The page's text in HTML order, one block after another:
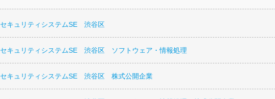
セキュリティシステムSE 渋谷区
セキュリティシステムSE 渋谷区 ソフトウェア・情報処理
セキュリティシステムSE 渋谷区 株式公開企業